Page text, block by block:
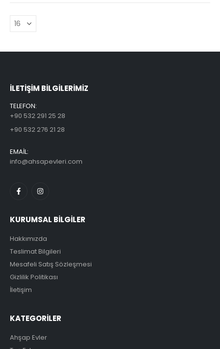
ILETİŞİM BİLGİLERİMİZ
TELEFON:
+90 532 291 25 28
+90 532 276 21 28
EMAİL:
info@ahsapevleri.com
KURUMSAL BİLGİLER
Hakkımızda
Teslimat Bilgileri
Mesafeli Satış Sözleşmesi
Gizlilik Politikası
İletişim
KATEGORİLER
Ahşap Evler